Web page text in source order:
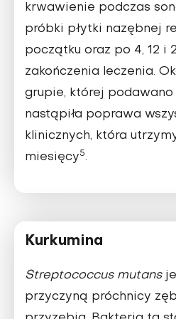
krwawienie podczas
próbki płytki nazębnej
początku oraz po 4, 12 i
zakończenia leczenia.
grupie, której
nastąpiła poprawa
klinicznych, która
miesięcy5.
Kurkumina
Streptococcus mutans
przyczyną próchnicy